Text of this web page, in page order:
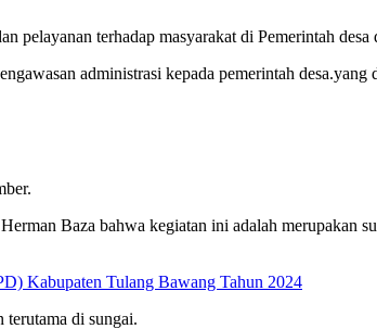
pelayanan terhadap masyarakat di Pemerintah
administrasi kepada pemerintah
Baza bahwa kegiatan ini adalah merupakan
Kabupaten Tulang Bawang Tahun 2024
terutama di sungai.